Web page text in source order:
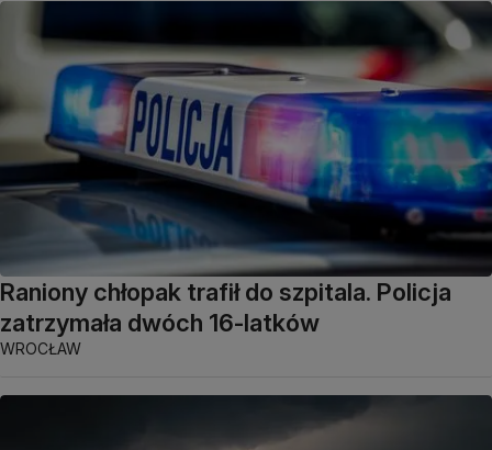
Raniony chłopak trafił do szpitala. Policja
zatrzymała dwóch 16-latków
WROCŁAW